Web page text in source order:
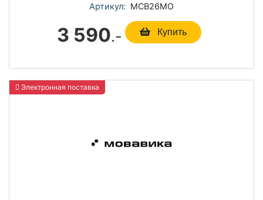
Артикул: МСВ26МО
3 590.- Купить
Электронная поставка